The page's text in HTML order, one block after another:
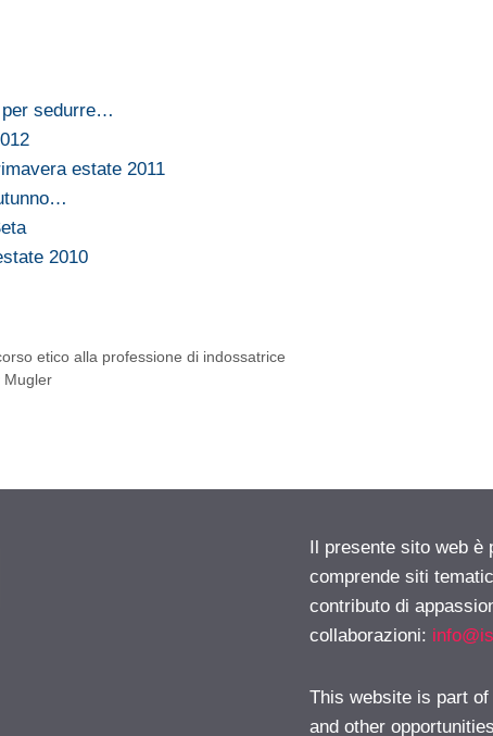
per sedurre…
estate 2011
2010
etico alla professione di indossatrice
Mugler
Il presente sito web è
comprende siti
contributo di
collaborazioni:
This website is part
and other